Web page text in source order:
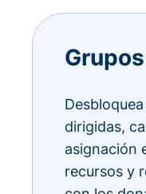
Grupos
dirigidas,
asignación
recursos y